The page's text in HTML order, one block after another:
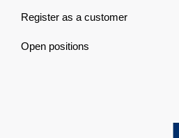
Register as a customer
Open positions